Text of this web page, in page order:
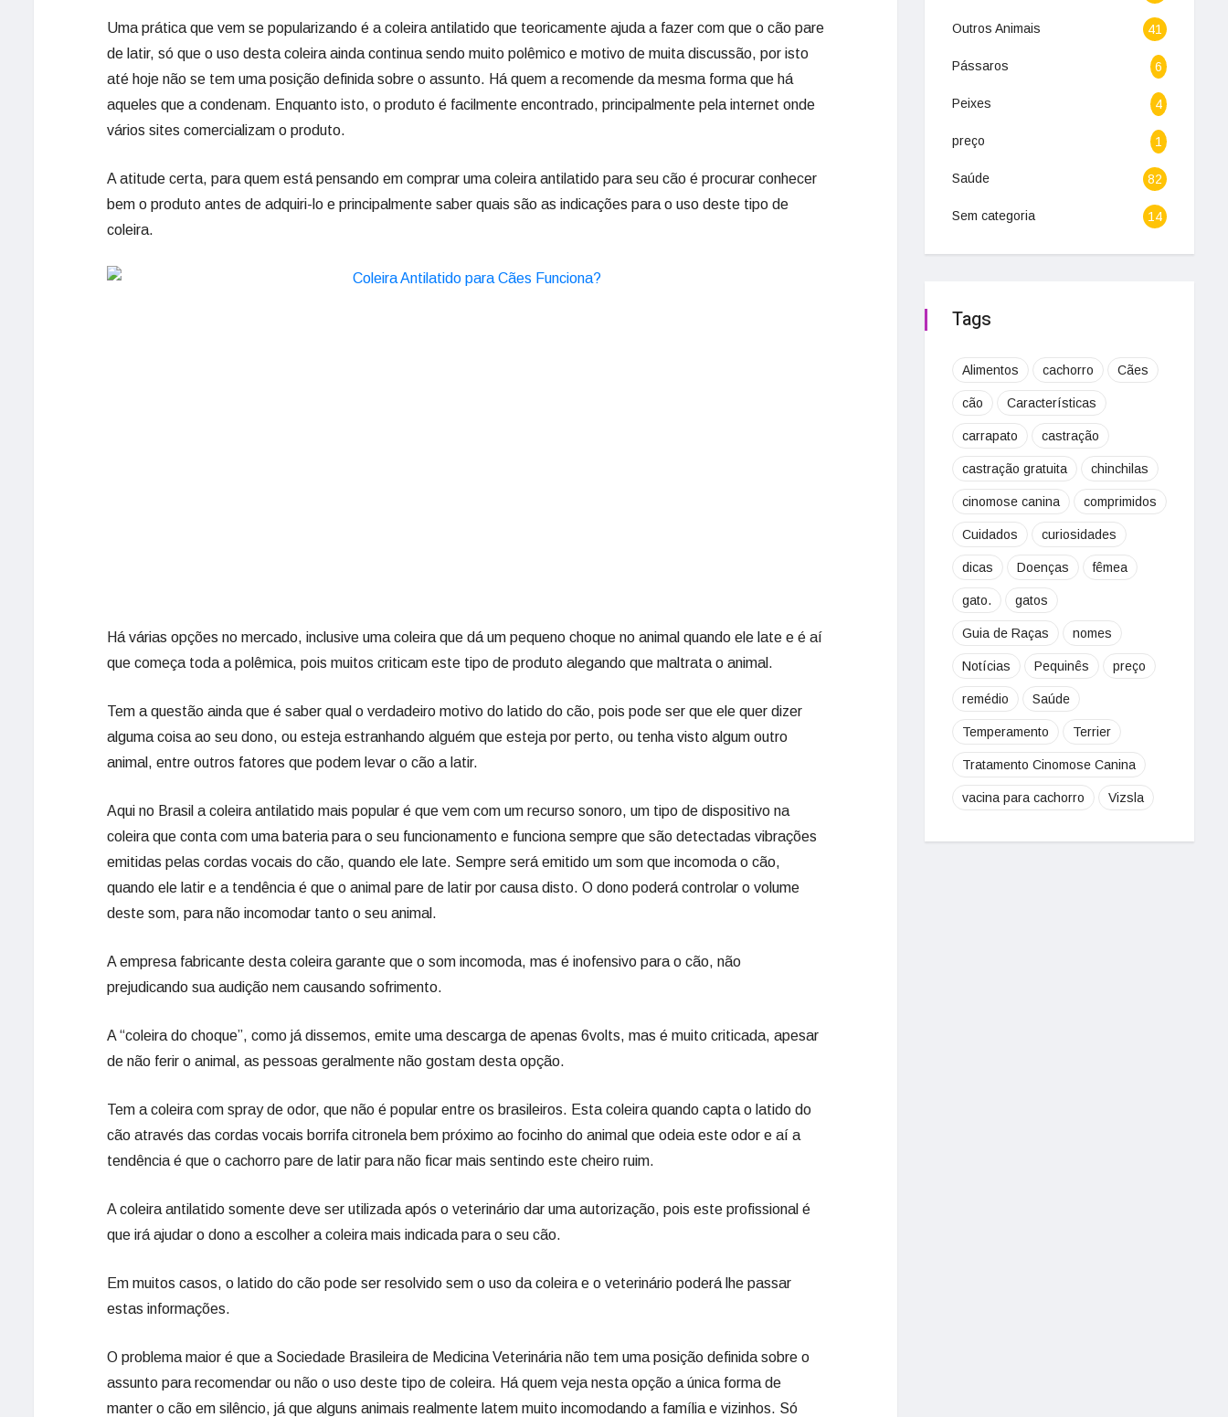
Uma prática que vem se popularizando é a coleira antilatido que teoricamente ajuda a fazer com que o cão pare
de latir, só que o uso desta coleira ainda continua sendo muito polêmico e motivo de muita discussão, por isto
até hoje não se tem uma posição definida sobre o assunto. Há quem a recomende da mesma forma que há
aqueles que a condenam. Enquanto isto, o produto é facilmente encontrado, principalmente pela internet onde
vários sites comercializam o produto.
A atitude certa, para quem está pensando em comprar uma coleira antilatido para seu cão é procurar conhecer
bem o produto antes de adquiri-lo e principalmente saber quais são as indicações para o uso deste tipo de
coleira.
Há várias opções no mercado, inclusive uma coleira que dá um pequeno choque no animal quando ele late e é aí
que começa toda a polêmica, pois muitos criticam este tipo de produto alegando que maltrata o animal.
Tem a questão ainda que é saber qual o verdadeiro motivo do latido do cão, pois pode ser que ele quer dizer
alguma coisa ao seu dono, ou esteja estranhando alguém que esteja por perto, ou tenha visto algum outro
animal, entre outros fatores que podem levar o cão a latir.
Aqui no Brasil a coleira antilatido mais popular é que vem com um recurso sonoro, um tipo de dispositivo na
coleira que conta com uma bateria para o seu funcionamento e funciona sempre que são detectadas vibrações
emitidas pelas cordas vocais do cão, quando ele late. Sempre será emitido um som que incomoda o cão,
quando ele latir e a tendência é que o animal pare de latir por causa disto. O dono poderá controlar o volume
deste som, para não incomodar tanto o seu animal.
A empresa fabricante desta coleira garante que o som incomoda, mas é inofensivo para o cão, não
prejudicando sua audição nem causando sofrimento.
A “coleira do choque”, como já dissemos, emite uma descarga de apenas 6volts, mas é muito criticada, apesar
de não ferir o animal, as pessoas geralmente não gostam desta opção.
Tem a coleira com spray de odor, que não é popular entre os brasileiros. Esta coleira quando capta o latido do
cão através das cordas vocais borrifa citronela bem próximo ao focinho do animal que odeia este odor e aí a
tendência é que o cachorro pare de latir para não ficar mais sentindo este cheiro ruim.
A coleira antilatido somente deve ser utilizada após o veterinário dar uma autorização, pois este profissional é
que irá ajudar o dono a escolher a coleira mais indicada para o seu cão.
Em muitos casos, o latido do cão pode ser resolvido sem o uso da coleira e o veterinário poderá lhe passar
estas informações.
O problema maior é que a Sociedade Brasileira de Medicina Veterinária não tem uma posição definida sobre o
assunto para recomendar ou não o uso deste tipo de coleira. Há quem veja nesta opção a única forma de
manter o cão em silêncio, já que alguns animais realmente latem muito incomodando a família e vizinhos. Só
Outros Animais 41
Pássaros 6
Peixes 4
preço 1
Saúde 82
Sem categoria 14
Tags
Alimentos cachorro Cães
cão Características
carrapato castração
castração gratuita chinchilas
cinomose canina comprimidos
Cuidados curiosidades
dicas Doenças fêmea
gato. gatos
Guia de Raças nomes
Notícias Pequinês preço
remédio Saúde
Temperamento Terrier
Tratamento Cinomose Canina
vacina para cachorro Vizsla